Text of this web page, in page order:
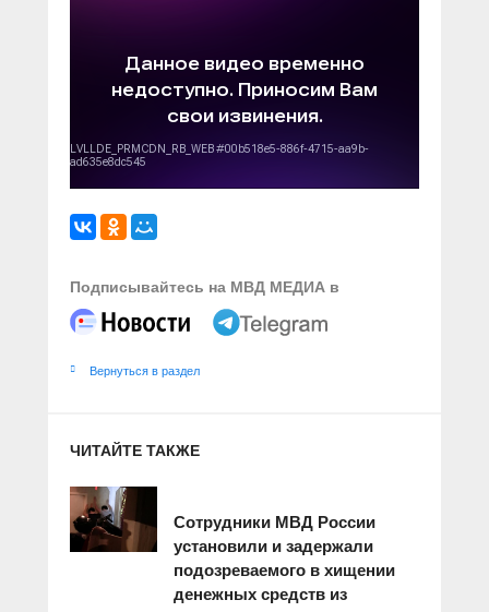
Подписывайтесь на МВД МЕДИА в
Вернуться в раздел
ЧИТАЙТЕ ТАКЖЕ
Сотрудники МВД России
установили и задержали
подозреваемого в хищении
денежных средств из